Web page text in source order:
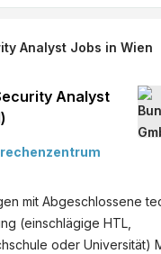
Analyst Jobs in Wien
Analyst
mit Abgeschlossene
(einschlägige HTL,
oder Universität)